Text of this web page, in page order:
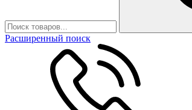
Расширенный поиск